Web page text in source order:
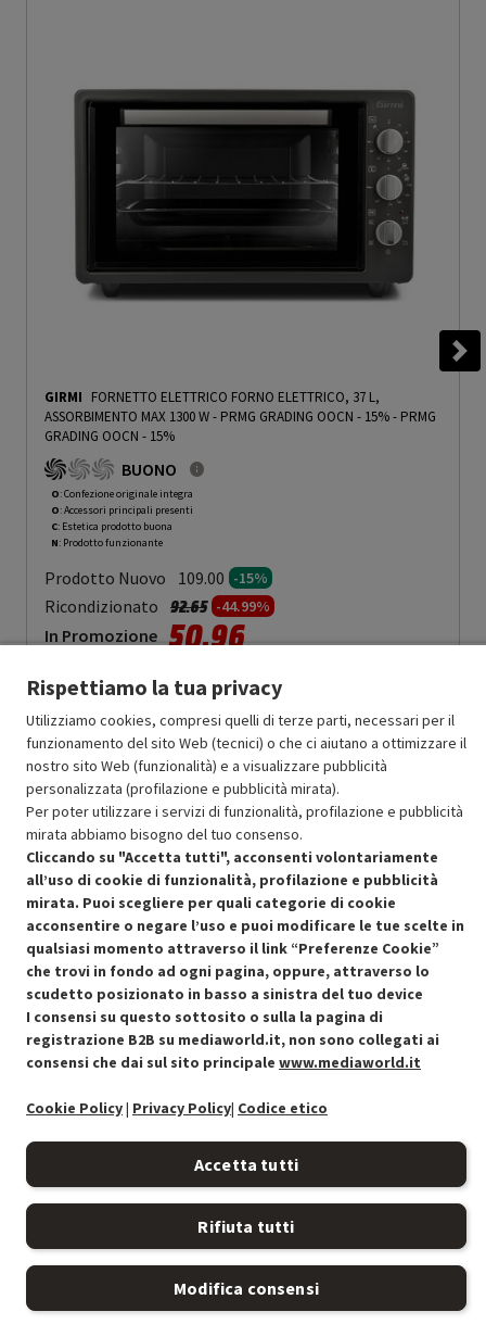
GIRMI FORNETTO ELETTRICO FORNO ELETTRICO, 37 L,
ASSORBIMENTO MAX 1300 W - PRMG GRADING OOCN - 15%- PRMG
GRADING OOCN - 15%
BUONO
O: Confezione originale integra
O: Accessori principali presenti
C: Estetica prodotto buona
N: Prodotto funzionante
Prodotto Nuovo 109.00 -15%
Ricondizionato Prezzo ridotto da
92.65a-44.99%
In Promozione 50.96
Aggiungi al carrello
OFFERTE IMPERDIBILI
Risparmio garantito rispetto al corrispondente prodotto nuovo.
Condizioni generali di vendita
Cookie Policy
Preferenze cookie
Accessibilità
Recedere dal contratto qui
Rispettiamo la tua privacy
Utilizziamo cookies, compresi quelli di terze parti, necessari per il
funzionamento del sito Web (tecnici) o che ci aiutano a ottimizzare il
nostro sito Web (funzionalità) e a visualizzare pubblicità
personalizzata (profilazione e pubblicità mirata).
Per poter utilizzare i servizi di funzionalità, profilazione e pubblicità
mirata abbiamo bisogno del tuo consenso.
Cliccando su "Accetta tutti", acconsenti volontariamente
all’uso di cookie di funzionalità, profilazione e pubblicità
mirata. Puoi scegliere per quali categorie di cookie
acconsentire o negare l’uso e puoi modificare le tue scelte in
qualsiasi momento attraverso il link “Preferenze Cookie”
che trovi in fondo ad ogni pagina, oppure, attraverso lo
scudetto posizionato in basso a sinistra del tuo device
I consensi su questo sottosito o sulla la pagina di
registrazione B2B su mediaworld.it, non sono collegati ai
consensi che dai sul sito principale www.mediaworld.it
Cookie Policy| Privacy Policy| Codice etico
Accetta tutti
Rifiuta tutti
Modifica consensi